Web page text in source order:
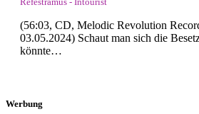
(56:03, CD, Melodic Revolution
03.05.2024) Schaut man sich die
könnte…
Werbung